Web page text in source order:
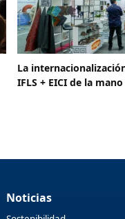
La
IFLS + EICI de la
Noticias